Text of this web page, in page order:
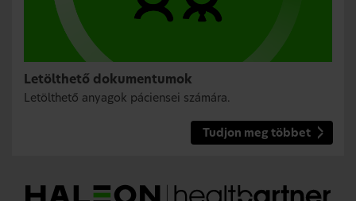
Letölthető dokumentumok
Letölthető anyagok páciensei számára.
Tudjon meg többet